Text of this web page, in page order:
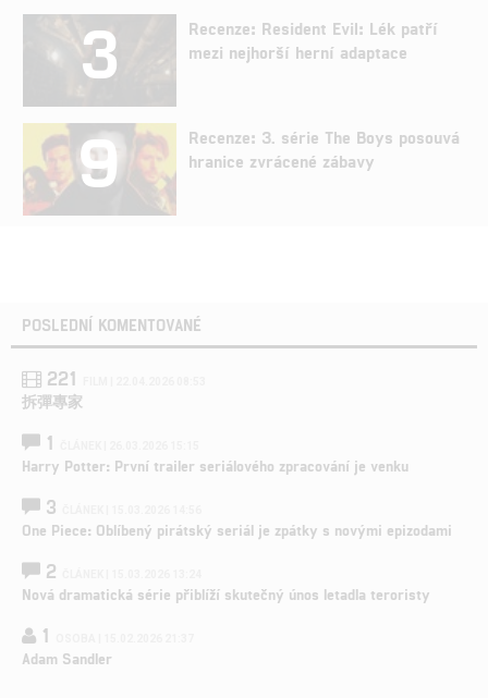
3
Recenze: Resident Evil: Lék patří
mezi nejhorší herní adaptace
9
Recenze: 3. série The Boys posouvá
hranice zvrácené zábavy
POSLEDNÍ KOMENTOVANÉ
221
拆彈專家
1
Harry Potter: První trailer seriálového zpracování je venku
3
One Piece: Oblíbený pirátský seriál je zpátky s novými epizodami
2
Nová dramatická série přiblíží skutečný únos letadla teroristy
1
Adam Sandler